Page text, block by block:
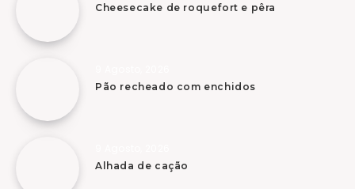
Cheesecake de roquefort e pêra
Pão recheado com enchidos
Alhada de cação